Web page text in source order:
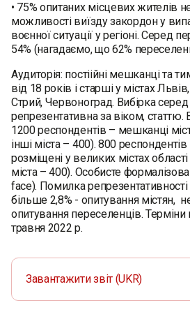
• 75% опитаних місцевих жителів
можливості виїзду закордон у
воєнної ситуації у регіоні. Серед
54% (нагадаємо, що 62%
Аудиторія: постіійні мешканці та
від 18 років і старші у містах
Стрий, Червоноград. Вибірка
репрезентативна за віком, статтю.
1200 респондентів – мешканці
інші міста – 400). 800
розміщені у великих містах
міста – 400). Особисте
face). Помилка
більше 2,8% - опитування містян,
опитування переселенців.
травня 2022 р.
Завантажити звіт (UKR)